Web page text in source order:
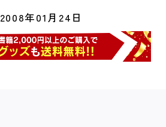
2008年01月24日